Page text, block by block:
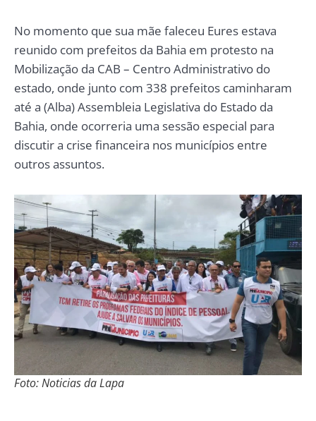
No momento que sua mãe faleceu Eures estava
reunido com prefeitos da Bahia em protesto na
Mobilização da CAB – Centro Administrativo do
estado, onde junto com 338 prefeitos caminharam
até a (Alba) Assembleia Legislativa do Estado da
Bahia, onde ocorreria uma sessão especial para
discutir a crise financeira nos municípios entre
outros assuntos.
Foto: Noticias da Lapa